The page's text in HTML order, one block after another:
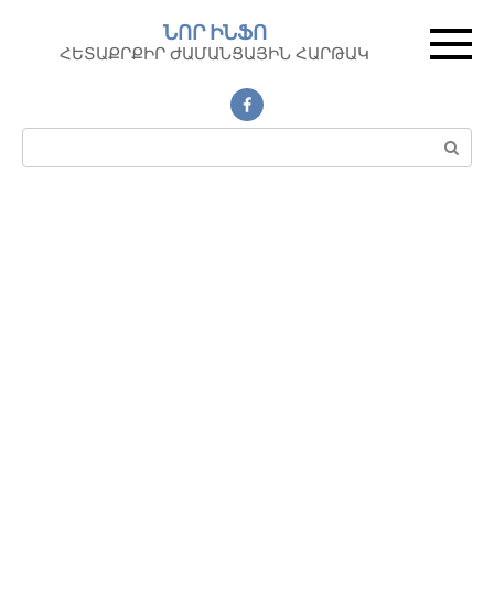
контенту
ՆՈՐ ԻՆՖՈ
ՀԵՏԱՔՐՔԻՐ ԺԱՄԱՆՑԱՅԻՆ ՀԱՐԹԱԿ
Поиск: